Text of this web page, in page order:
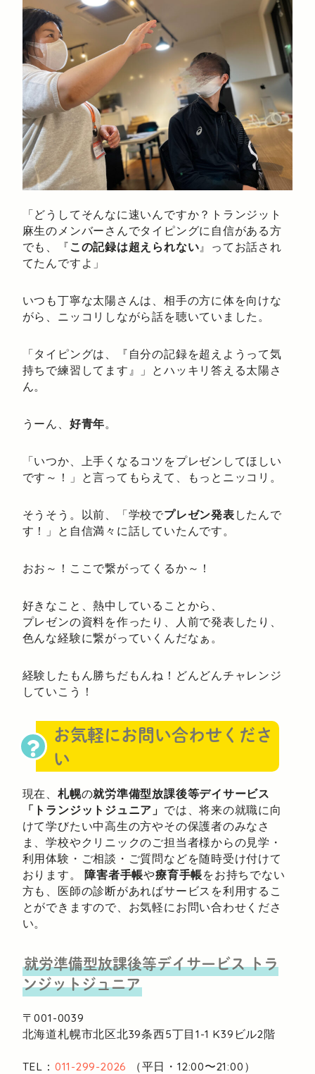
「どうしてそんなに速いんですか？トランジット
麻生のメンバーさんでタイピングに自信がある方
でも、『 この記録は超えられない 』ってお話され
てたんですよ」
いつも丁寧な太陽さんは、相手の方に体を向けな
がら、ニッコリしながら話を聴いていました。
「タイピングは、『自分の記録を超えようって気
持ちで練習してます』」とハッキリ答える太陽さ
ん。
うーん、 好青年。
「いつか、上手くなるコツをプレゼンしてほしい
です～！」と言ってもらえて、もっとニッコリ。
そうそう。以前、「学校でプレゼン発表 したんで
す！」と自信満々に話していたんです。
おお～！ここで繋がってくるか～！
好きなこと、熱中していることから、
プレゼンの資料を作ったり、人前で発表したり、
色んな経験に繋がっていくんだなぁ。
経験したもん勝ちだもんね！どんどんチャレンジ
していこう！
お気軽にお問い合わせくださ
い
現在、 札幌の就労準備型放課後等デイサービス
「トランジットジュニア」 では、将来の就職に向
けて学びたい中高生の方やその保護者のみなさ
ま、学校やクリニックのご担当者様からの見学・
利用体験・ご相談・ご質問などを随時受け付けて
おります。障害者手帳や療育手帳をお持ちでない
方も、医師の診断があればサービスを利用するこ
とができますので、お気軽にお問い合わせくださ
い。
就労準備型放課後等デイサービストラ
ンジットジュニア
〒001-0039
北海道札幌市北区北39条西5丁目1-1 K39ビル2階
TEL： 011-299-2026
（平日・12:00〜21:00）